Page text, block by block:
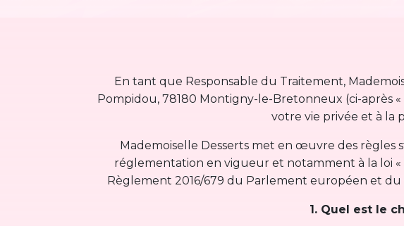
En tant que Responsable du Traitement,
Pompidou, 78180 Montigny-le-Bretonneux (ci-après
votre vie privée et à la
Mademoiselle Desserts met en œuvre des règles
réglementation en vigueur et notamment à la loi
Règlement 2016/679 du Parlement européen et du
1. Quel est le